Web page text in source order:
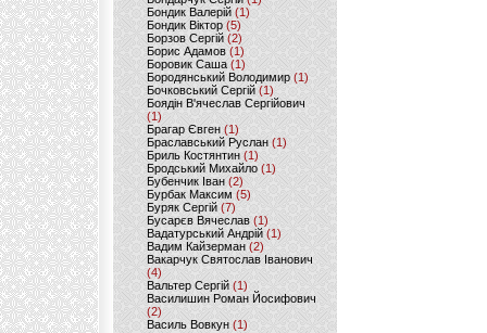
Бондик Валерій (1)
Бондик Віктор(5)
Борзов Сергiй (2)
Борис Адамов(1)
Боровик Саша (1)
Бородянський Володимир (1)
Бочковський Сергій (1)
Боядін В'ячеслав Сергійович
(1)
Брагар Євген (1)
Браславський Руслан (1)
Бриль Костянтин (1)
Бродський Михайло (1)
Бубенчик Іван(2)
Бурбак Максим (5)
Буряк Сергій (7)
Бусарєв Вячеслав (1)
Вадатурський Андрій (1)
Вадим Кайзерман (2)
Вакарчук Святослав Іванович
(4)
Вальтер Сергій (1)
Василишин Роман Йосифович
(2)
Василь Вовкун (1)